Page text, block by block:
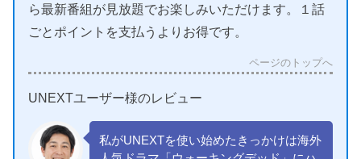
ら最新番組が見放題でお楽しみいただけます。１話
ごとポイントを支払うよりお得です。
ページのトップへ
UNEXTユーザー様のレビュー
私がUNEXTを使い始めたきっかけは海外